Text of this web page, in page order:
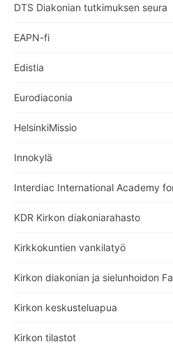
DTS Diakonian tutkimuksen seura
EAPN-fi
Edistia
Eurodiaconia
HelsinkiMissio
Innokylä
Interdiac International Academy
KDR Kirkon diakoniarahasto
Kirkkokuntien vankilatyö
Kirkon diakonian ja sielunhoidon
Kirkon keskusteluapua
Kirkon tilastot